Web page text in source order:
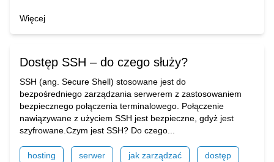
Więcej
Dostęp SSH – do czego służy?
SSH (ang. Secure Shell) stosowane jest do
bezpośredniego zarządzania serwerem z zastosowaniem
bezpiecznego połączenia terminalowego. Połączenie
nawiązywane z użyciem SSH jest bezpieczne, gdyż jest
szyfrowane.Czym jest SSH? Do czego...
hosting serwer jak zarządzać dostęp